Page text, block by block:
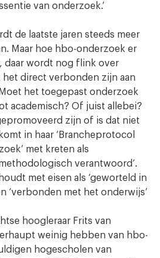
van onderzoek.’
de laatste jaren steeds meer
Maar hoe hbo-onderzoek er
daar wordt nog flink over
het direct verbonden zijn aan
het toegepast onderzoek
academisch? Of juist allebei?
zijn of is dat niet
in haar ‘Brancheprotocol
met kreten als
verantwoord’.
met eisen als ‘geworteld in
‘verbonden met het onderwijs’
hoogleraar Frits van
weinig hebben van hbo-
hogescholen van